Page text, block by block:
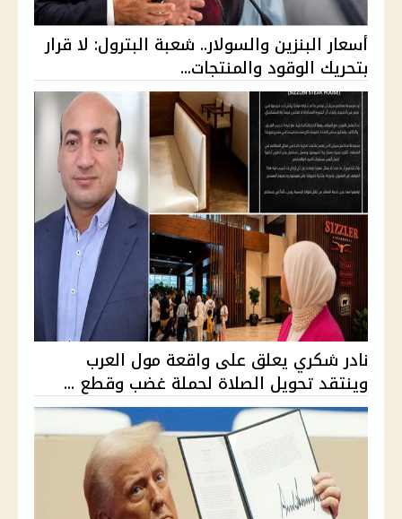
أسعار البنزين والسولار.. شعبة البترول: لا قرار
بتحريك الوقود والمنتجات...
نادر شكري يعلق على واقعة مول العرب
وينتقد تحويل الصلاة لحملة غضب وقطع ...